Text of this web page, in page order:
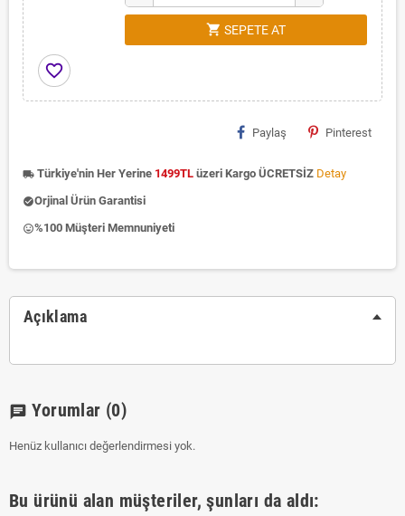
shopping_cart SEPETE AT
favorite_border
Paylaş Pinterest
local_shipping Türkiye'nin Her Yerine 1499TL üzeri Kargo ÜCRETSİZ Detay
check_circleOrjinal Ürün Garantisi
insert_emoticon%100 Müşteri Memnuniyeti
Açıklama
chat Yorumlar (0)
Henüz kullanıcı değerlendirmesi yok.
Bu ürünü alan müşteriler, şunları da aldı: